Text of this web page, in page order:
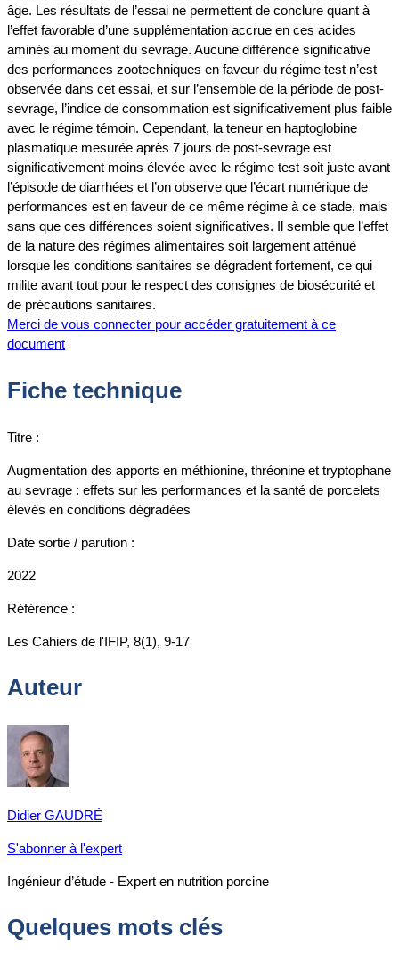
âge. Les résultats de l’essai ne permettent de conclure quant à
l’effet favorable d’une supplémentation accrue en ces acides
aminés au moment du sevrage. Aucune différence significative
des performances zootechniques en faveur du régime test n’est
observée dans cet essai, et sur l’ensemble de la période de post-
sevrage, l’indice de consommation est significativement plus faible
avec le régime témoin. Cependant, la teneur en haptoglobine
plasmatique mesurée après 7 jours de post-sevrage est
significativement moins élevée avec le régime test soit juste avant
l’épisode de diarrhées et l’on observe que l’écart numérique de
performances est en faveur de ce même régime à ce stade, mais
sans que ces différences soient significatives. Il semble que l’effet
de la nature des régimes alimentaires soit largement atténué
lorsque les conditions sanitaires se dégradent fortement, ce qui
milite avant tout pour le respect des consignes de biosécurité et
de précautions sanitaires.
Merci de vous connecter pour accéder gratuitement à ce
document
Fiche technique
Titre :
Augmentation des apports en méthionine, thréonine et tryptophane
au sevrage : effets sur les performances et la santé de porcelets
élevés en conditions dégradées
Date sortie / parution :
2022
Référence :
Les Cahiers de l'IFIP, 8(1), 9-17
Auteur
Didier GAUDRÉ
S'abonner à l'expert
Ingénieur d’étude - Expert en nutrition porcine
Quelques mots clés